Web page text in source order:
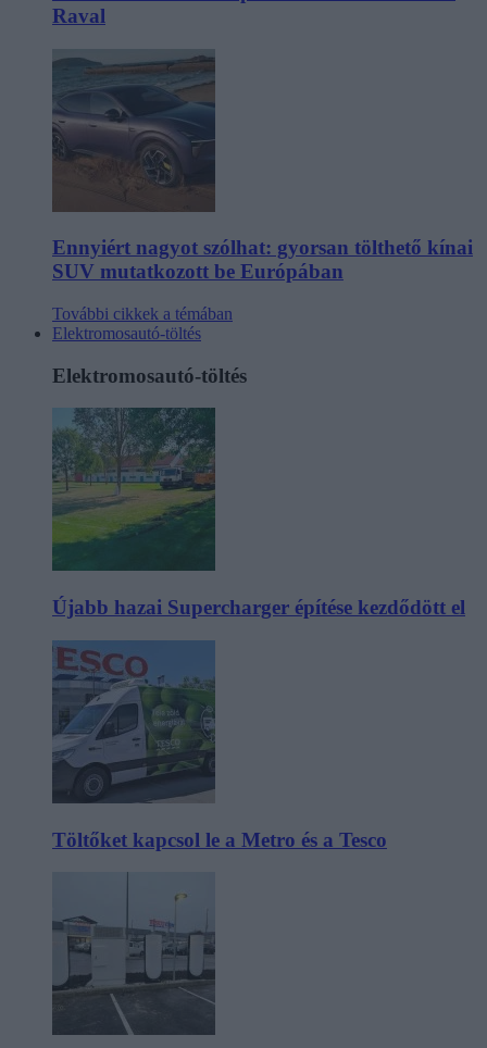
Raval
Ennyiért nagyot szólhat: gyorsan tölthető kínai
SUV mutatkozott be Európában
További cikkek a témában
Elektromosautó-töltés
Elektromosautó-töltés
Újabb hazai Supercharger építése kezdődött el
Töltőket kapcsol le a Metro és a Tesco